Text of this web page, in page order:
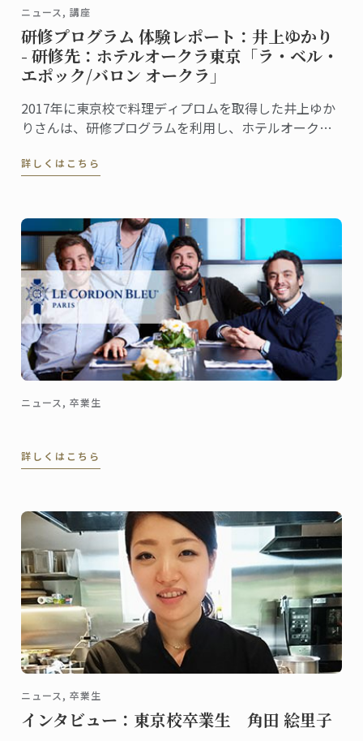
ニュース, 講座
研修プログラム 体験レポート：井上ゆかり
- 研修先：ホテルオークラ東京「ラ・ベル・
エポック/バロン オークラ」
2017年に東京校で料理ディプロムを取得した井上ゆか
りさんは、研修プログラムを利用し、ホテルオークラ
ル・エポック/バロン オークラ」で現場研修を行いまし
詳しくはこちら
ニュース, 卒業生
詳しくはこちら
ニュース, 卒業生
インタビュー：東京校卒業生 角田 絵里子